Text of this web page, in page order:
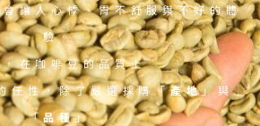
讓人心悸、胃不舒服與不好的體
驗。
，在咖啡豆的品質上
任性，除了嚴選採購「產地」與
「品種」